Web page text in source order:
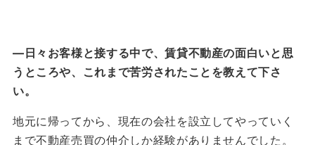
― 日々お客様と接する中で、賃貸不動産の面白いと思
うところや、これまで苦労されたことを教えて下さ
い。
地元に帰ってから、現在の会社を設立してやっていく
まで不動産売買の仲介しか経験がありませんでした。